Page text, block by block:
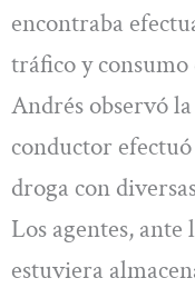
encontraba
tráfico y
Andrés observó
conductor
droga con
Los agentes, ante
estuviera